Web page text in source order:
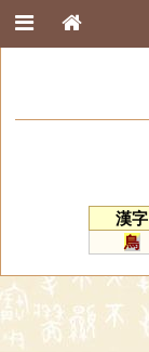
漢字
鳥